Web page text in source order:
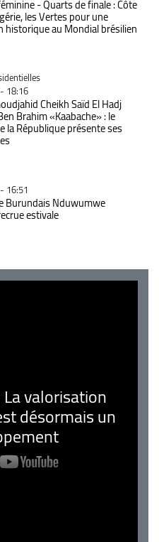
- Quarts de finale : Côte
les Vertes pour une
historique au Mondial brésilien
18:16
Cheikh Saïd El Hadj
Brahim «Kaabache» : le
la République présente ses
16:51
Burundais Nduwumwe
estivale
valorisation
désormais un